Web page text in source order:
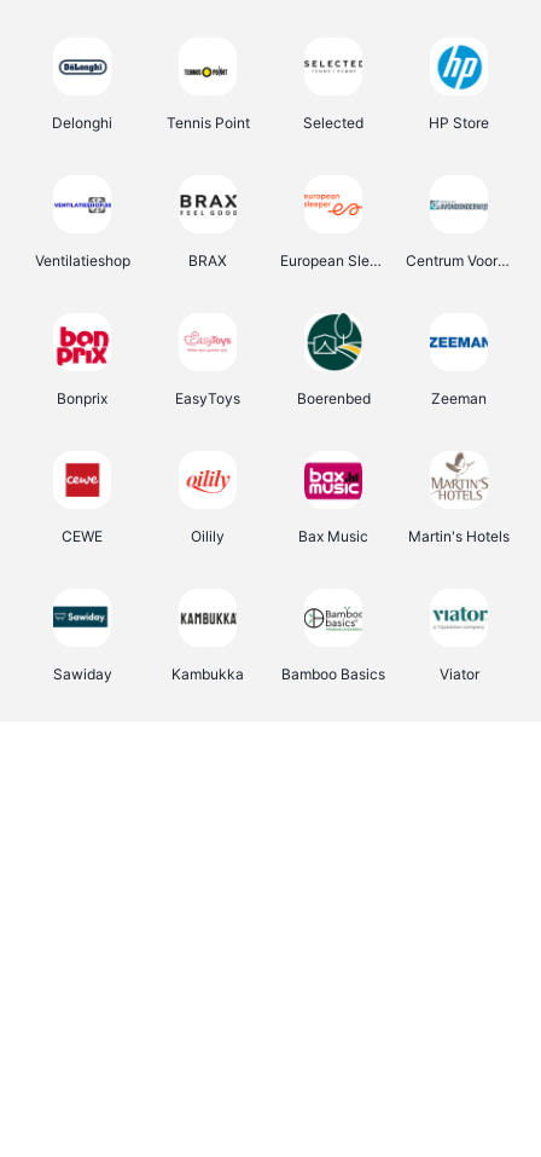
Delonghi Tennis Point Selected HP Store
Ventilatieshop BRAX European Sleeper Centrum Voor Avondonderwijs
Bonprix EasyToys Boerenbed Zeeman
CEWE Oilily Bax Music Martin's Hotels
Sawiday Kambukka Bamboo Basics Viator